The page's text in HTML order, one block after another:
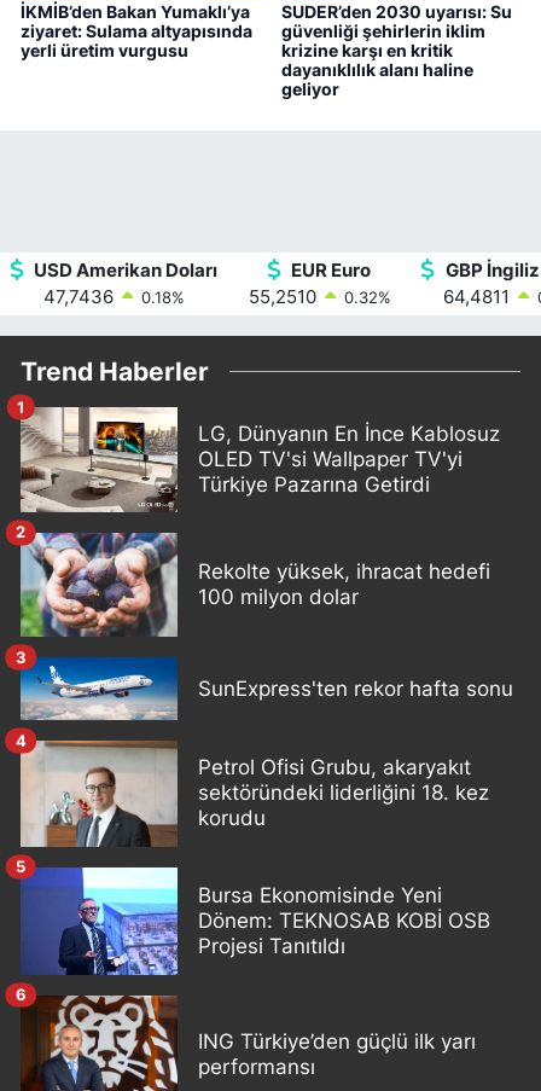
İKMİB’den Bakan Yumaklı’ya
ziyaret: Sulama altyapısında
yerli üretim vurgusu
SUDER’den 2030 uyarısı: Su
güvenliği şehirlerin iklim
krizine karşı en kritik
dayanıklılık alanı haline
geliyor
USD Amerikan Doları
47,7436
0.18%
EUR Euro
55,2510
0.32%
GBP
64,4811
Trend Haberler
LG, Dünyanın En İnce Kablosuz
OLED TV'si Wallpaper TV'yi
Türkiye Pazarına Getirdi
1
Rekolte yüksek, ihracat hedefi
100 milyon dolar
2
SunExpress'ten rekor hafta sonu
3
Petrol Ofisi Grubu, akaryakıt
sektöründeki liderliğini 18. kez
korudu
4
Bursa Ekonomisinde Yeni
Dönem: TEKNOSAB KOBİ OSB
Projesi Tanıtıldı
5
ING Türkiye’den güçlü ilk yarı
performansı
6